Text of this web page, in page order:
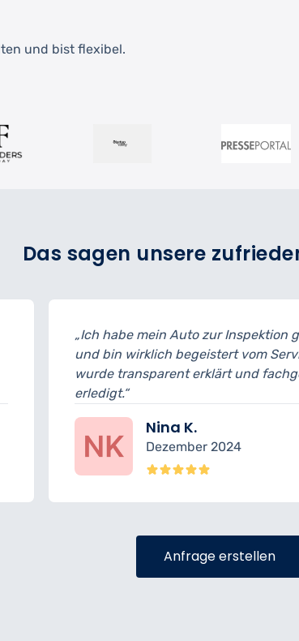
und bist flexibel.
Das sagen unsere
habe mein Auto zur Inspektion gebracht
bin wirklich begeistert vom Service. Alles
transparent erklärt und fachgerecht
Nina K.
Dezember 2024
Anfrage erstellen